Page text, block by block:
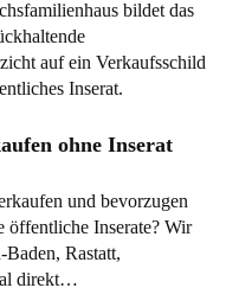
ohne Inserat
und bevorzugen
öffentliche Inserate? Wir
Rastatt,
direkt…